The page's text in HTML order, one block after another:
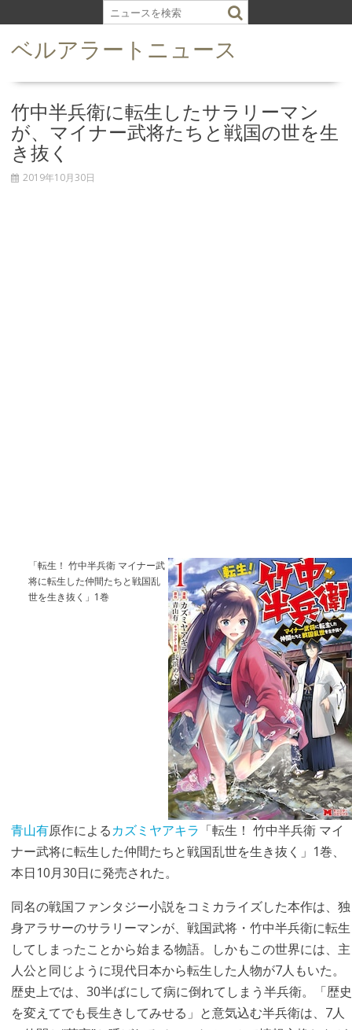
k
ベルアラートニュース
竹中半兵衛に転生したサラリーマン
が、マイナー武将たちと戦国の世を生
き抜く
2019年10月30日
「転生！ 竹中半兵衛 マイナー武
将に転生した仲間たちと戦国乱
世を生き抜く」1巻
青山有原作によるカズミヤアキラ 「転生！ 竹中半兵衛 マイ
ナー武将に転生した仲間たちと戦国乱世を生き抜く」1巻、
本日10月30日に発売された。
同名の戦国ファンタジー小説をコミカライズした本作は、独
身アラサーのサラリーマンが、戦国武将・竹中半兵衛に転生
してしまったことから始まる物語。しかもこの世界には、主
人公と同じように現代日本から転生した人物が7人もいた。
歴史上では、30半ばにして病に倒れてしまう半兵衛。「歴史
を変えてでも長生きしてみせる」と意気込む半兵衛は、7人